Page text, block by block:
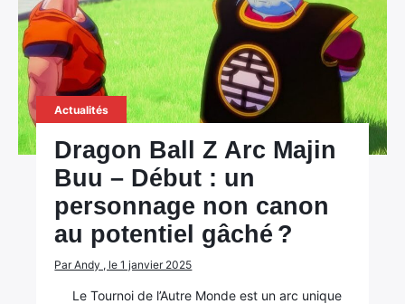
Actualités
Dragon Ball Z Arc Majin
Buu – Début : un
personnage non canon
au potentiel gâché ?
Par Andy , le 1 janvier 2025
Le Tournoi de l’Autre Monde est un arc unique